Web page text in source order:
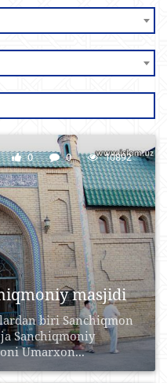
masjidi
biri Sanchiqmon
Sanchiqmoniy
Umarxon...
0 0 10892